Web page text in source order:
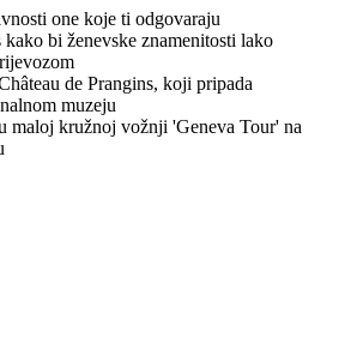
one koje ti odgovaraju
bi ženevske znamenitosti lako
de Prangins, koji pripada
muzeju
maloj kružnoj vožnji 'Geneva Tour' na